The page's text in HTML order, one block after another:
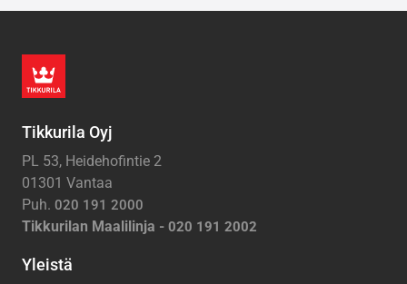
Tikkurila Oyj
PL 53, Heidehofintie 2
01301 Vantaa
Puh. 020 191 2000
Tikkurilan Maalilinja - 020 191 2002
Yleistä